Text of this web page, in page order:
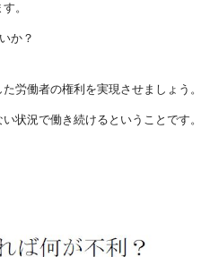
。
か？
労働者の権利を実現させましょう。
状況で働き続けるということです。